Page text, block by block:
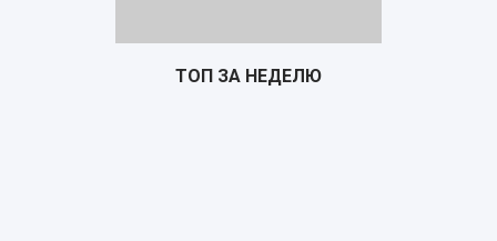
ТОП ЗА НЕДЕЛЮ